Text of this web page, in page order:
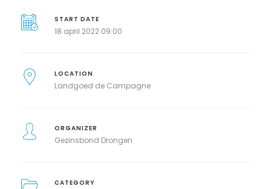
START DATE
18 april 2022 09:00
LOCATION
Landgoed de Campagne
ORGANIZER
Gezinsbond Drongen
CATEGORY